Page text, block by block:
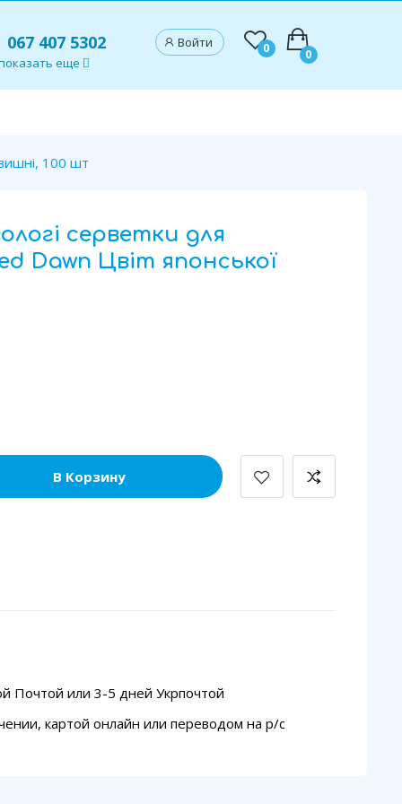
067 407 5302
еще
Войти 0 0
100 шт
серветки для
Dawn Цвіт японської
В Корзину
Почтой или 3-5 дней Укрпочтой
картой онлайн или переводом на p/с